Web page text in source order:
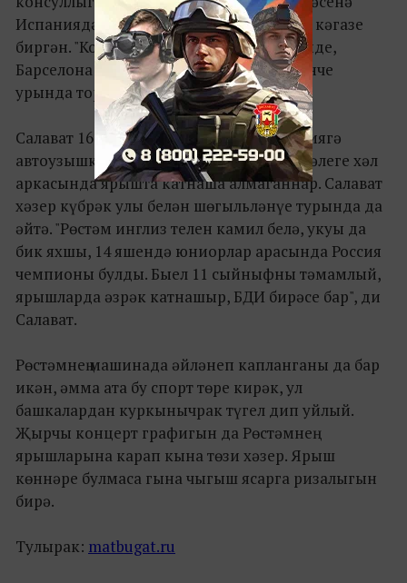
Испаниядә йөрү өчен вакытлыча рөхсәт кәгазе
биргән. "Консуллыкта да кеше бик күп иде,
Барселона кесә караклыгы буенча беренче
урында тора икән", дип сөйли артист.
Салават 16 яшьлек улы Рөстәмне Испаниягә
автоузышка алып килгән булган. Әмма әлеге хәл
аркасында ярышта катнаша алмаганнар. Салават
хәзер күбрәк улы белән шөгыльләнүе турында да
әйтә. "Рөстәм инглиз телен камил белә, укуы да
бик яхшы, 14 яшендә юниорлар арасында Россия
чемпионы булды. Быел 11 сыйныфны тәмамлый,
ярышларда әзрәк катнашыр, БДИ бирәсе бар", ди
Салават.
Рөстәмнең машинада әйләнеп капланганы да бар
икән, әмма ата бу спорт төре кирәк, ул
башкалардан куркынычрак түгел дип уйлый.
Җырчы концерт графигын да Рөстәмнең
ярышларына карап кына төзи хәзер. Ярыш
көннәре булмаса гына чыгыш ясарга ризалыгын
бирә.
Тулырак: matbugat.ru